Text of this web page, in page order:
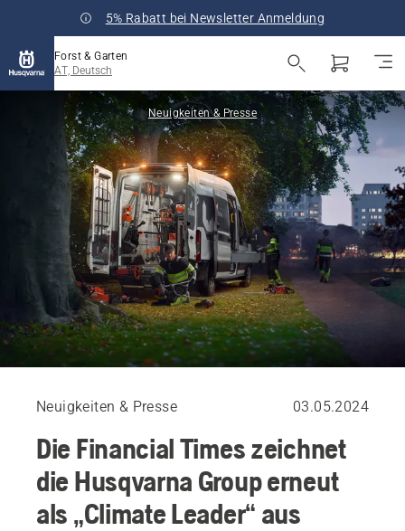
5% Rabatt bei Newsletter Anmeldung
Forst & Garten
AT, Deutsch
Neuigkeiten & Presse
Neuigkeiten & Presse 03.05.2024
Die Financial Times zeichnet
die Husqvarna Group erneut
als „Climate Leader“ aus